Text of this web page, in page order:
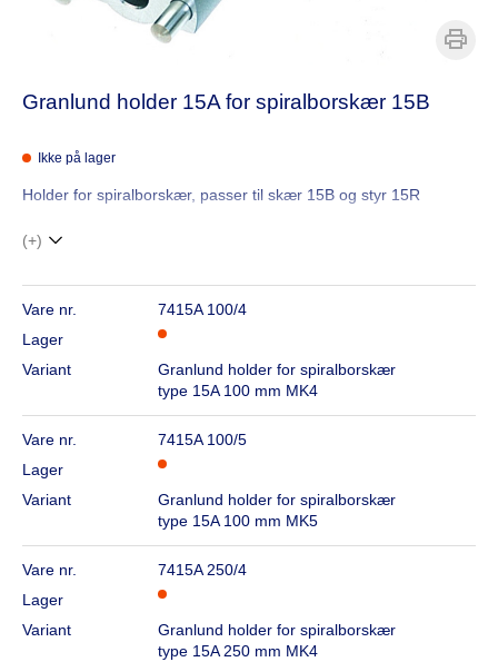
Granlund holder 15A for spiralborskær 15B
Ikke på lager
Holder for spiralborskær, passer til skær 15B og styr 15R
(+)
Vare nr.
7415A 100/4
Lager
Variant
Granlund holder for spiralborskær
type 15A 100 mm MK4
Vare nr.
7415A 100/5
Lager
Variant
Granlund holder for spiralborskær
type 15A 100 mm MK5
Vare nr.
7415A 250/4
Lager
Variant
Granlund holder for spiralborskær
type 15A 250 mm MK4